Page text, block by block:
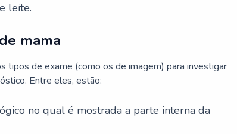
leite.
mama
tipos de exame (como os de imagem) para investigar
Entre eles, estão:
no qual é mostrada a parte interna da